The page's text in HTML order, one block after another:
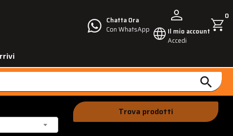
shopping_cart0
person
Il mio account
Accedi
language
Chatta Ora
Con WhatsApp
search
Trova prodotti